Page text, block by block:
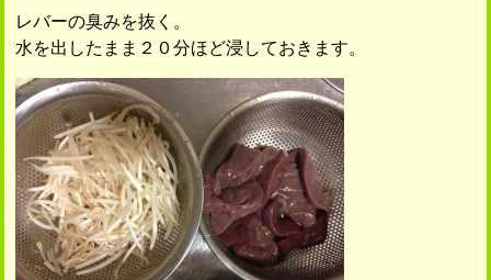
レバーの臭みを抜く。
水を出したまま２０分ほど浸しておきます。